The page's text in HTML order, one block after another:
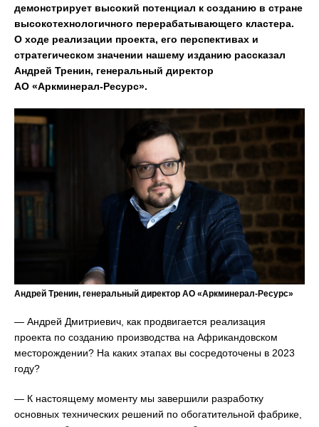
демонстрирует высокий потенциал к созданию в стране
высокотехнологичного перерабатывающего кластера.
О ходе реализации проекта, его перспективах и
стратегическом значении нашему изданию рассказал
Андрей Тренин, генеральный директор
АО «Аркминерал-Ресурс».
Андрей Тренин, генеральный директор АО «Аркминерал-Ресурс»
— Андрей Дмитриевич, как продвигается реализация
проекта по созданию производства на Африкандовском
месторождении? На каких этапах вы сосредоточены в 2023
году?
— К настоящему моменту мы завершили разработку
основных технических решений по обогатительной фабрике,